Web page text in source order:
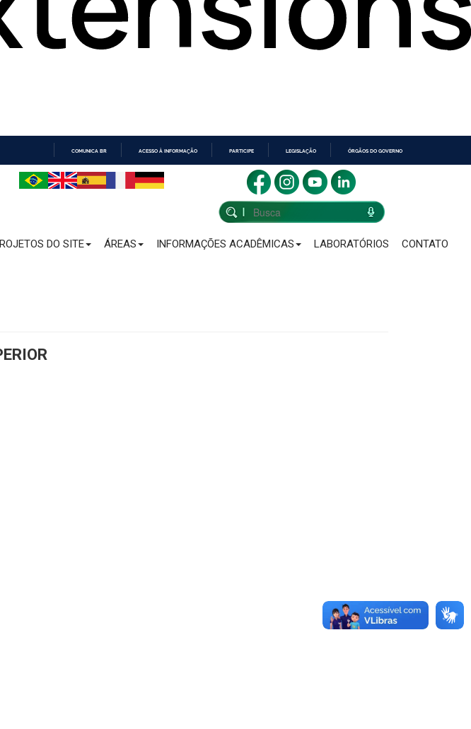
COMUNICA BR ACESSO À INFORMAÇÃO PARTICIPE LEGISLAÇÃO ÓRGÃOS DO GOVERNO
DO SITE ÁREAS INFORMAÇÕES ACADÊMICAS LABORATÓRIOS CONTATO